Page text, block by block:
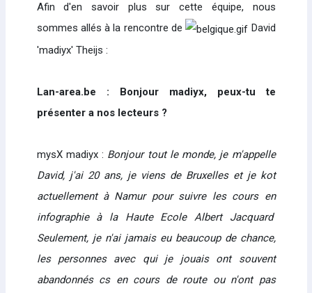
Afin d'en savoir plus sur cette équipe, nous
sommes allés à la rencontre de
David
'madiyx' Theijs :
Lan-area.be : Bonjour madiyx, peux-tu te
présenter a nos lecteurs ?
mysX madiyx : Bonjour tout le monde, je m'appelle
David, j'ai 20 ans, je viens de Bruxelles et je kot
actuellement à Namur pour suivre les cours en
infographie à la Haute Ecole Albert Jacquard
Seulement, je n'ai jamais eu beaucoup de chance,
les personnes avec qui je jouais ont souvent
abandonnés cs en cours de route ou n'ont pas